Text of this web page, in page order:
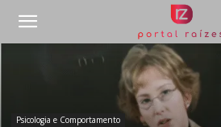
Psicologia e Comportamento